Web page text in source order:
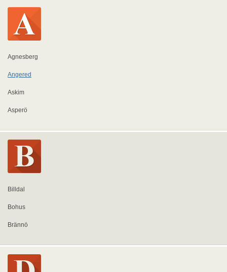
Agnesberg
Angered
Askim
Asperö
Billdal
Bohus
Brännö